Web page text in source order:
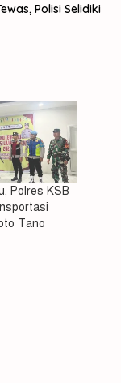
Polisi Selidiki
Polres KSB
Tano